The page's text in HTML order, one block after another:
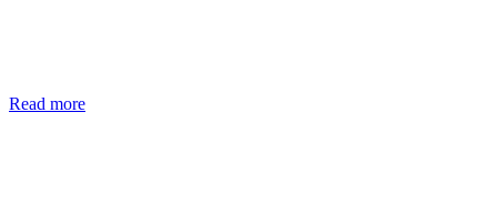
Read more